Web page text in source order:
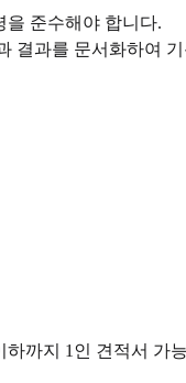
을 준수해야 합니다.
결과를 문서화하여
까지 1인 견적서 가